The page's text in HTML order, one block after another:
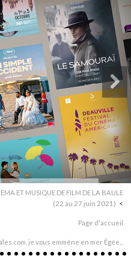
ET MUSIQUE DE FILM DE LA BAULE
(22 au 27 juin 2021)
Page d'accueil
je vous emmène en mer Égée...